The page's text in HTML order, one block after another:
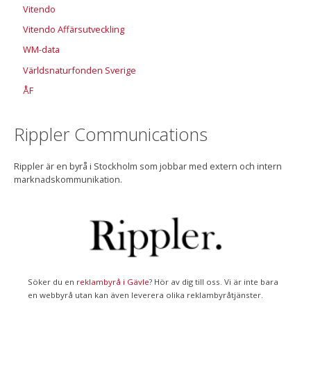
Vitendo
Vitendo Affärsutveckling
WM-data
Världsnaturfonden Sverige
ÅF
Rippler Communications
Rippler är en byrå i Stockholm som jobbar med extern och intern
marknadskommunikation.
Söker du en reklambyrå i Gävle? Hör av dig till oss. Vi är inte bara
en webbyrå utan kan även leverera olika reklambyråtjänster.